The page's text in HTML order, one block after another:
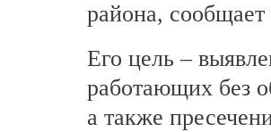
района,
Его цель –
работающих без
а также